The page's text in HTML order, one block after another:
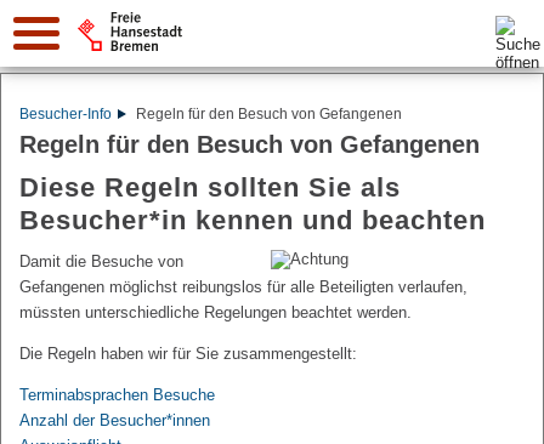
Suche:
Besucher-Info Regeln für den Besuch von Gefangenen
Regeln für den Besuch von Gefangenen
Diese Regeln sollten Sie als
Besucher*in kennen und beachten
Damit die Besuche von
Gefangenen möglichst reibungslos für alle Beteiligten verlaufen,
müssten unterschiedliche Regelungen beachtet werden.
Die Regeln haben wir für Sie zusammengestellt:
Terminabsprachen Besuche
Anzahl der Besucher*innen